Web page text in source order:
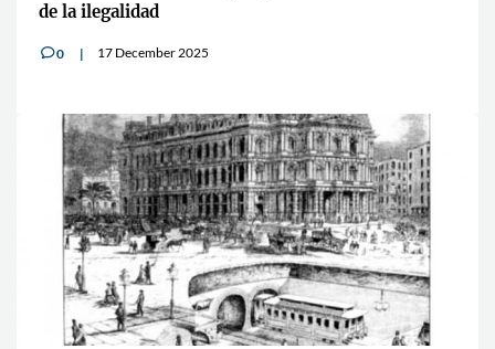
de la ilegalidad
v0 17 December 2025